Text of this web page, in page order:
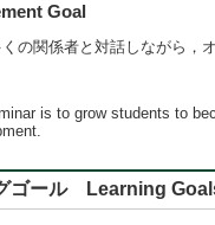
Goal
の関係者と対話しながら，
is to grow students to
ゴール Learning